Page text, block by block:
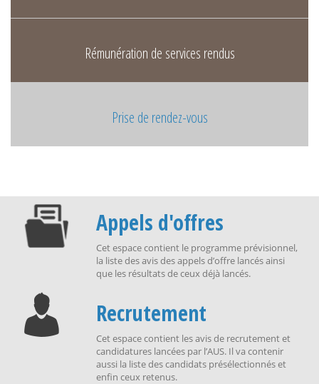
Rémunération de services rendus
Prise de rendez-vous
Appels d'offres
Cet espace contient le programme prévisionnel,
la liste des avis des appels d’offre lancés ainsi
que les résultats de ceux déjà lancés.
Recrutement
Cet espace contient les avis de recrutement et
candidatures lancées par l’AUS. Il va contenir
aussi la liste des candidats présélectionnés et
enfin ceux retenus.